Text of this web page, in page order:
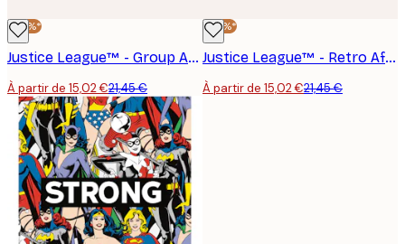
-30%*
Justice League™ - Group Affiche
À partir de 15,02 €21,45 €
-30%*
Justice League™ - Retro Affiche
À partir de 15,02 €21,45 €